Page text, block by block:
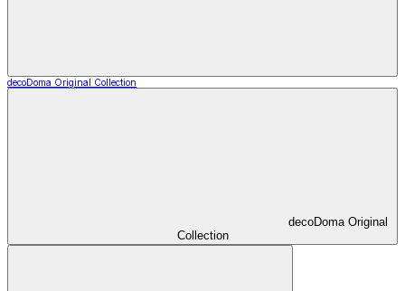
decoDoma Original Collection
decoDoma Original
Collection